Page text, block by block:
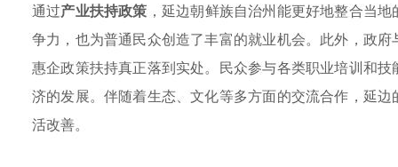
通过产业扶持政策 ，延边朝鲜族自治州能更好地整合当地
争力，也为普通民众创造了丰富的就业机会。此外，政
惠企政策扶持真正落到实处。民众参与各类职业培训和
济的发展。伴随着生态、文化等多方面的交流合作，延
活改善。